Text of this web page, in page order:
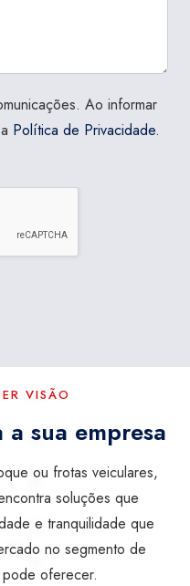
Ao informar
Política de Privacidade.
VISÃO
sua empresa
ou frotas veiculares,
soluções que
e tranquilidade que
no segmento de
pode oferecer.